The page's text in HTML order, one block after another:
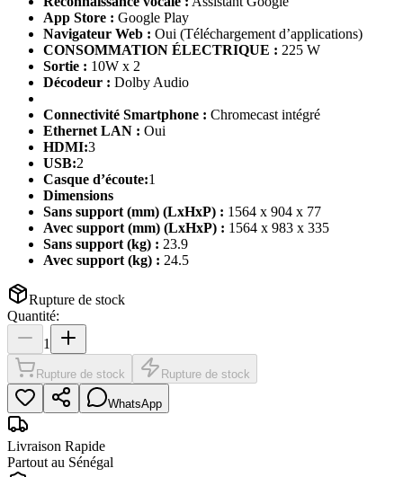
App Store : Google Play
Navigateur Web : Oui (Téléchargement d’applications)
CONSOMMATION ÉLECTRIQUE : 225 W
Sortie : 10W x 2
Décodeur : Dolby Audio
Connectivité Smartphone : Chromecast intégré
Ethernet LAN : Oui
HDMI:3
USB:2
Casque d’écoute:1
Dimensions
Sans support (mm) (LxHxP) : 1564 x 904 x 77
Avec support (mm) (LxHxP) : 1564 x 983 x 335
Sans support (kg) : 23.9
Avec support (kg) : 24.5
Rupture de stock
Quantité:
1
Rupture de stock Rupture de stock
WhatsApp
Livraison Rapide
Partout au Sénégal